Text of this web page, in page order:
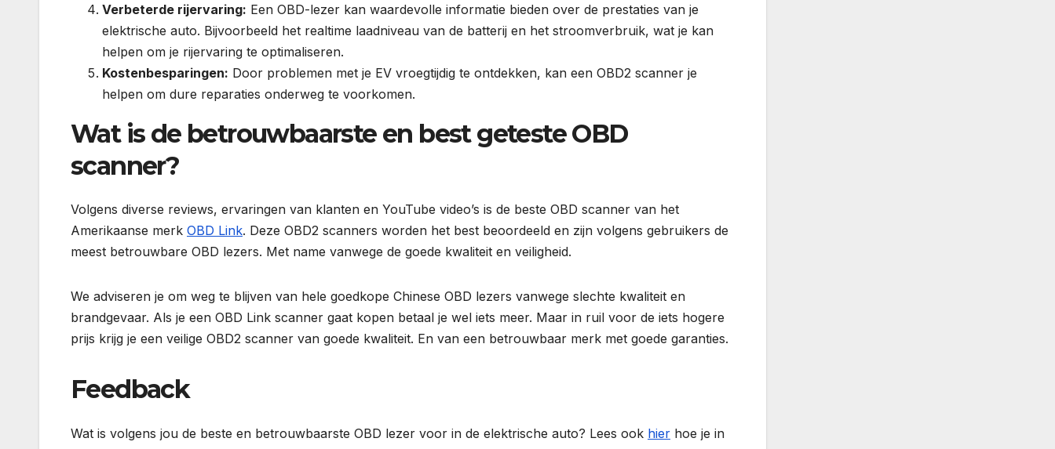
Verbeterde rijervaring: Een OBD-lezer kan waardevolle informatie bieden over de prestaties van je
elektrische auto. Bijvoorbeeld het realtime laadniveau van de batterij en het stroomverbruik, wat je kan
helpen om je rijervaring te optimaliseren.
Kostenbesparingen: Door problemen met je EV vroegtijdig te ontdekken, kan een OBD2 scanner je
helpen om dure reparaties onderweg te voorkomen.
Wat is de betrouwbaarste en best geteste OBD
scanner?
Volgens diverse reviews, ervaringen van klanten en YouTube video’s is de beste OBD scanner van het
Amerikaanse merk OBD Link. Deze OBD2 scanners worden het best beoordeeld en zijn volgens gebruikers de
meest betrouwbare OBD lezers. Met name vanwege de goede kwaliteit en veiligheid.
We adviseren je om weg te blijven van hele goedkope Chinese OBD lezers vanwege slechte kwaliteit en
brandgevaar. Als je een OBD Link scanner gaat kopen betaal je wel iets meer. Maar in ruil voor de iets hogere
prijs krijg je een veilige OBD2 scanner van goede kwaliteit. En van een betrouwbaar merk met goede garanties.
Feedback
Wat is volgens jou de beste en betrouwbaarste OBD lezer voor in de elektrische auto? Lees ook hier hoe je in